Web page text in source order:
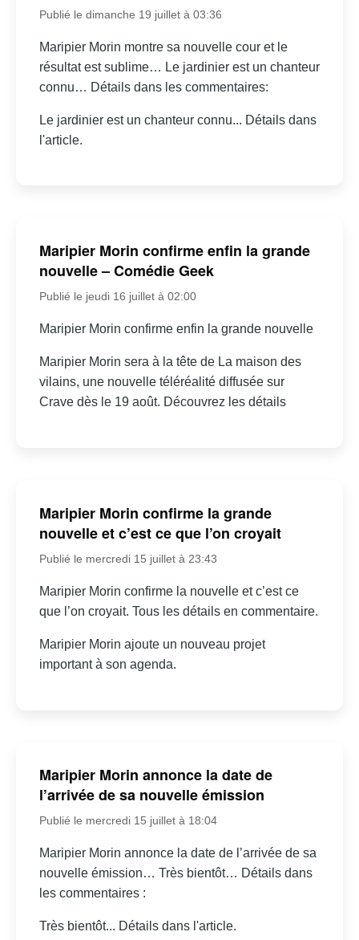
Publié le dimanche 19 juillet à 03:36
Maripier Morin montre sa nouvelle cour et le
résultat est sublime… Le jardinier est un chanteur
connu… Détails dans les commentaires:
Le jardinier est un chanteur connu... Détails dans
l'article.
Maripier Morin confirme enfin la grande
nouvelle – Comédie Geek
Publié le jeudi 16 juillet à 02:00
Maripier Morin confirme enfin la grande nouvelle
Maripier Morin sera à la tête de La maison des
vilains, une nouvelle téléréalité diffusée sur
Crave dès le 19 août. Découvrez les détails
Maripier Morin confirme la grande
nouvelle et c’est ce que l’on croyait
Publié le mercredi 15 juillet à 23:43
Maripier Morin confirme la nouvelle et c’est ce
que l’on croyait. Tous les détails en commentaire.
Maripier Morin ajoute un nouveau projet
important à son agenda.
Maripier Morin annonce la date de
l’arrivée de sa nouvelle émission
Publié le mercredi 15 juillet à 18:04
Maripier Morin annonce la date de l’arrivée de sa
nouvelle émission… Très bientôt… Détails dans
les commentaires :
Très bientôt... Détails dans l'article.